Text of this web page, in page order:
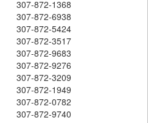
307-872-1368
307-872-6938
307-872-5424
307-872-3517
307-872-9683
307-872-9276
307-872-3209
307-872-1949
307-872-0782
307-872-9740